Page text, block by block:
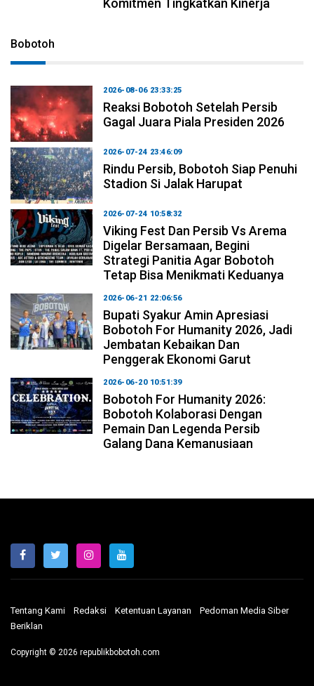
Komitmen Tingkatkan Kinerja
Bobotoh
2026-08-06 23:33:25
Reaksi Bobotoh Setelah Persib
Gagal Juara Piala Presiden 2026
2026-07-24 23:46:09
Rindu Persib, Bobotoh Siap Penuhi
Stadion Si Jalak Harupat
2026-07-24 10:58:32
Viking Fest Dan Persib Vs Arema
Digelar Bersamaan, Begini
Strategi Panitia Agar Bobotoh
Tetap Bisa Menikmati Keduanya
2026-06-21 22:06:56
Bupati Syakur Amin Apresiasi
Bobotoh For Humanity 2026, Jadi
Jembatan Kebaikan Dan
Penggerak Ekonomi Garut
2026-06-20 10:51:39
Bobotoh For Humanity 2026:
Bobotoh Kolaborasi Dengan
Pemain Dan Legenda Persib
Galang Dana Kemanusiaan
Tentang Kami Redaksi Ketentuan Layanan
Pedoman Media Siber
Beriklan
Copyright © 2026 republikbobotoh.com